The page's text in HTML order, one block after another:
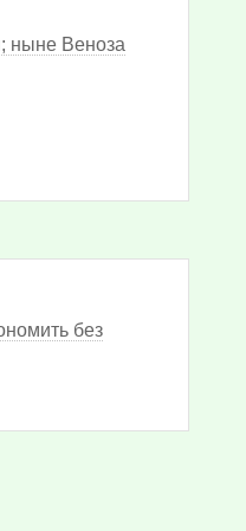
ныне Веноза
без